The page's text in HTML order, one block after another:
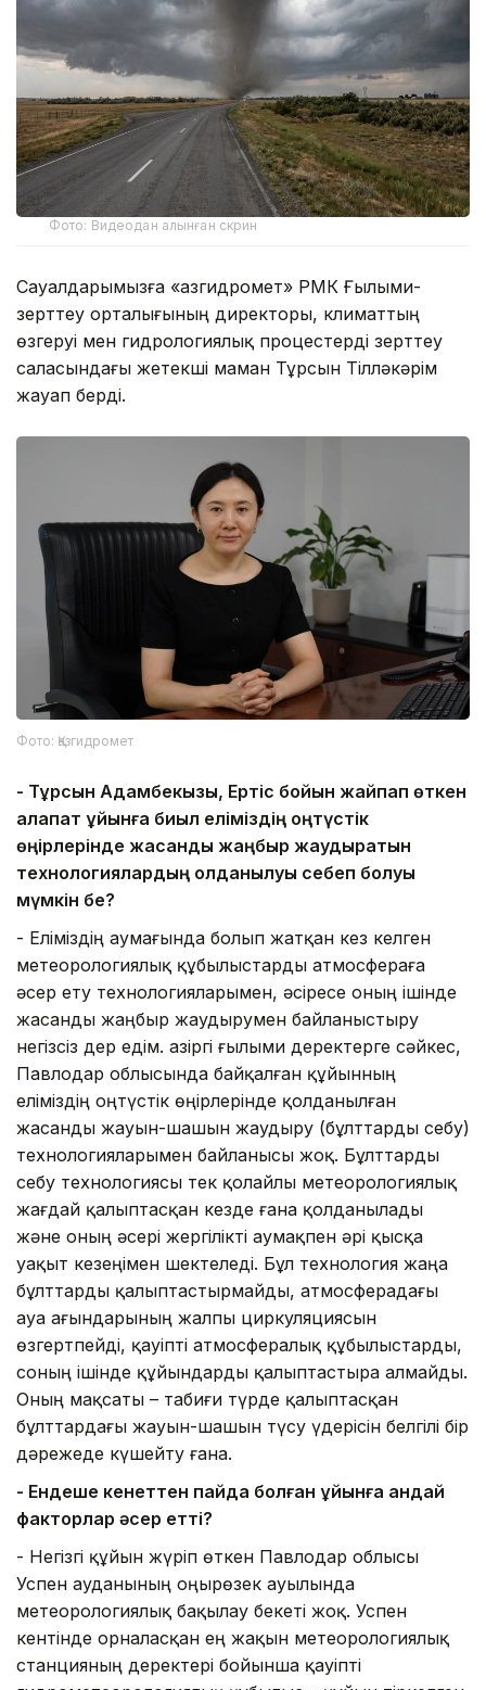
Фото: Видеодан алынған скрин
Сауалдарымызға «Қазгидромет» РМК Ғылыми-
зерттеу орталығының директоры, климаттың
өзгеруі мен гидрологиялық процестерді зерттеу
саласындағы жетекші маман Тұрсын Тілләкәрім
жауап берді.
Фото: Қазгидромет
- Тұрсын Адамбекқызы, Ертіс бойын жайпап өткен
алапат құйынға биыл еліміздің оңтүстік
өңірлерінде жасанды жаңбыр жаудыратын
технологиялардың қолданылуы себеп болуы
мүмкін бе?
- Еліміздің аумағында болып жатқан кез келген
метеорологиялық құбылыстарды атмосфераға
әсер ету технологияларымен, әсіресе оның ішінде
жасанды жаңбыр жаудырумен байланыстыру
негізсіз дер едім. Қазіргі ғылыми деректерге сәйкес,
Павлодар облысында байқалған құйынның
еліміздің оңтүстік өңірлерінде қолданылған
жасанды жауын-шашын жаудыру (бұлттарды себу)
технологияларымен байланысы жоқ. Бұлттарды
себу технологиясы тек қолайлы метеорологиялық
жағдай қалыптасқан кезде ғана қолданылады
және оның әсері жергілікті аумақпен әрі қысқа
уақыт кезеңімен шектеледі. Бұл технология жаңа
бұлттарды қалыптастырмайды, атмосферадағы
ауа ағындарының жалпы циркуляциясын
өзгертпейді, қауіпті атмосфералық құбылыстарды,
соның ішінде құйындарды қалыптастыра алмайды.
Оның мақсаты – табиғи түрде қалыптасқан
бұлттардағы жауын-шашын түсу үдерісін белгілі бір
дәрежеде күшейту ғана.
- Ендеше кенеттен пайда болған құйынға қандай
факторлар әсер етті?
- Негізгі құйын жүріп өткен Павлодар облысы
Успен ауданының Қоңырөзек ауылында
метеорологиялық бақылау бекеті жоқ. Успен
кентінде орналасқан ең жақын метеорологиялық
станцияның деректері бойынша қауіпті